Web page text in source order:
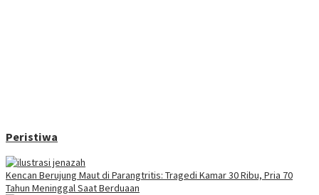
Peristiwa
Kencan Berujung Maut di Parangtritis: Tragedi Kamar 30 Ribu, Pria 70
Tahun Meninggal Saat Berduaan